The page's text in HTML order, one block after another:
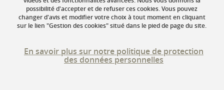
Gestion des cookies
Accessibilité : non conforme
possibilité d'accepter et de refuser ces cookies. Vous pouvez
changer d'avis et modifier votre choix à tout moment en cliquant
sur le lien "Gestion des cookies" situé dans le pied de page du site.
En savoir plus sur notre politique de protection
des données personnelles